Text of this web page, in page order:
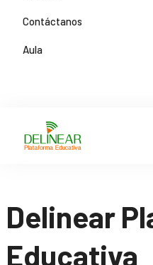
Contáctanos
Aula
Delinear
Educativa